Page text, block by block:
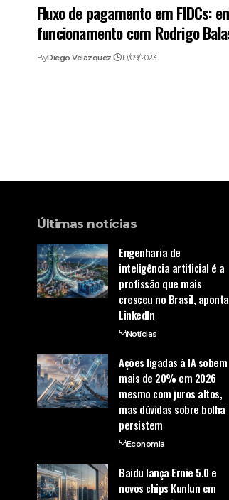
Fluxo de pagamento em FIDCs:
funcionamento com Rodrigo
ByDiego Velázquez 19/09/2023
Últimas notícias
Engenharia de
inteligência artificial é a
profissão que mais
cresceu no Brasil, aponta
LinkedIn
Notícias
Ações ligadas à IA sobem
mais de 20% em 2026
mesmo com juros altos,
mas dúvidas sobre bolha
persistem
Economia
Baidu lança Ernie 5.0 e
novos chips Kunlun em